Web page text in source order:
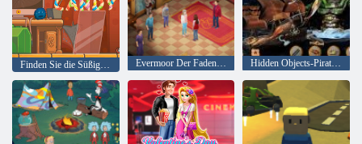
Evermoor Der Faden des Schicksals Hidden Objects-Piraten-Schatz